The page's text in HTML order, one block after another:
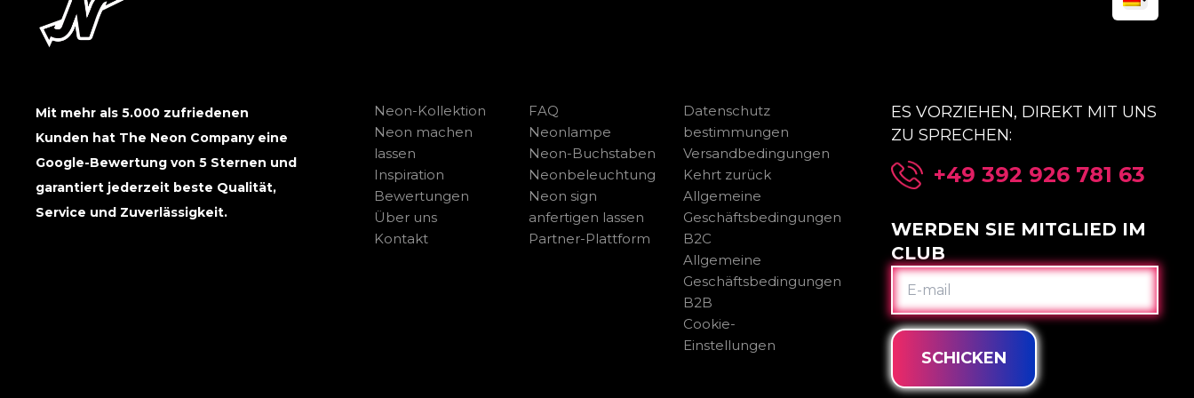
Mit mehr als 5.000 zufriedenen
Kunden hat The Neon Company eine
Google-Bewertung von 5 Sternen und
garantiert jederzeit beste Qualität,
Service und Zuverlässigkeit.
Neon-Kollektion
Neon machen
lassen
Inspiration
Bewertungen
Über uns
Kontakt
FAQ
Neonlampe
Neon-Buchstaben
Neonbeleuchtung
Neon sign
anfertigen lassen
Partner-Plattform
Datenschutz
bestimmungen
Versandbedingungen
Kehrt zurück
Allgemeine
Geschäftsbedingungen
B2C
Allgemeine
Geschäftsbedingungen
B2B
Cookie-
Einstellungen
ES VORZIEHEN, DIREKT MIT UNS
ZU SPRECHEN:
+49 392 926 781 63
WERDEN SIE MITGLIED IM
CLUB
E-
MAIL
SCHICKEN